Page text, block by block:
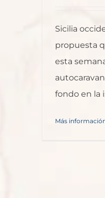
Sicilia
propuesta
esta
fondo en la
Más